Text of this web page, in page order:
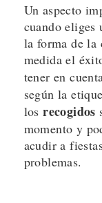
Un aspecto
cuando eliges
la forma de la
medida el
tener en
según la
losrecogidos
momento y
acudir a
problemas.